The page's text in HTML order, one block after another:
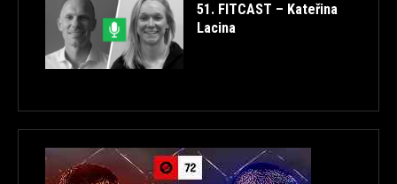
51. FITCAST – Kateřina
Lacina